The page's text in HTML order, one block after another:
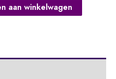
aan winkelwagen